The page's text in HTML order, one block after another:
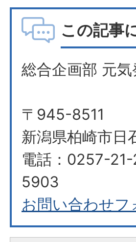
この記事
総合企画部 元
〒945-8511
新潟県柏崎市日
電話：0257-
5903​​​​​​​
お問い合わせ